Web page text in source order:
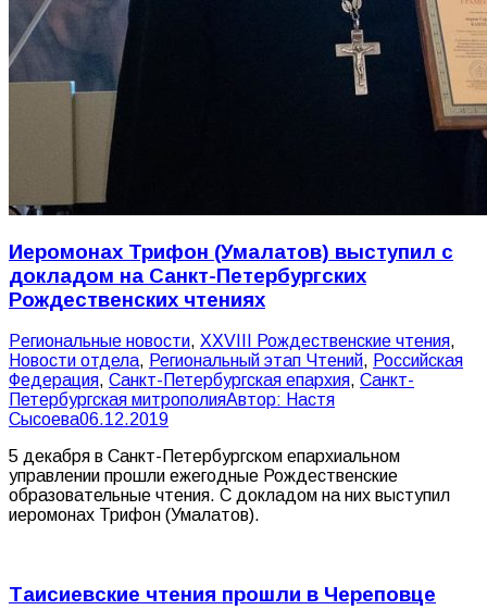
Иеромонах Трифон (Умалатов) выступил с
докладом на Санкт-Петербургских
Рождественских чтениях
Pегиональные новости, XXVIII Рождественские чтения,
Новости отдела, Региональный этап Чтений, Российская
Федерация, Санкт-Петербургская епархия, Санкт-
Петербургская митрополияАвтор: Настя
Сысоева06.12.2019
5 декабря в Санкт-Петербургском епархиальном
управлении прошли ежегодные Рождественские
образовательные чтения. С докладом на них выступил
иеромонах Трифон (Умалатов).
Таисиевские чтения прошли в Череповце